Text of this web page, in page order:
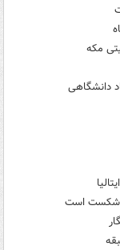
مکه
دانشگاهی
شکست است